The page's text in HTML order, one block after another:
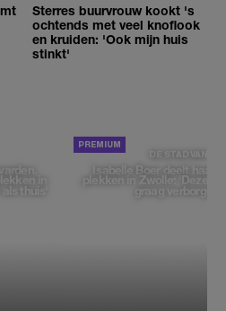
Sterres buurvrouw kookt 's
ochtends met veel knoflook
en kruiden: 'Ook mijn huis
stinkt'
in
thuis'
DE STAD VAN
Isabelle Boer deelt haar
plekken in Zwolle: 'Deze
graag verborgen'